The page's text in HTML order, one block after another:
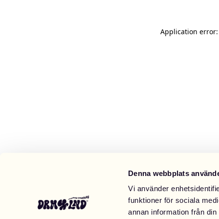
Denna webbplats
Vi använder
funktioner för sociala
annan information från
Application